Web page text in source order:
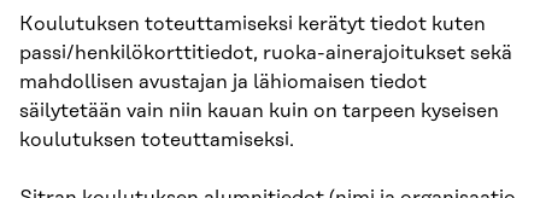
Koulutuksen toteuttamiseksi kerätyt tiedot kuten
passi/henkilökorttitiedot, ruoka-ainerajoitukset sekä
mahdollisen avustajan ja lähiomaisen tiedot
säilytetään vain niin kauan kuin on tarpeen kyseisen
koulutuksen toteuttamiseksi.